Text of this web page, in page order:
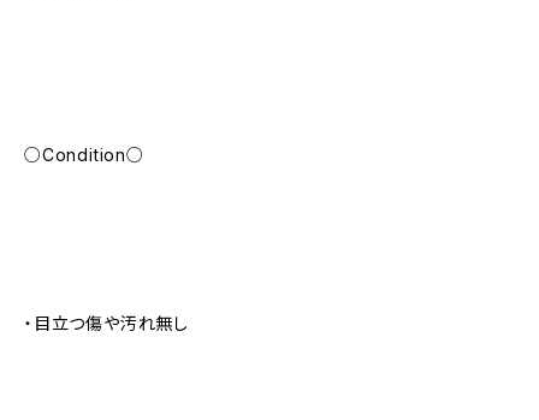
○Condition○
・目立つ傷や汚れ無し